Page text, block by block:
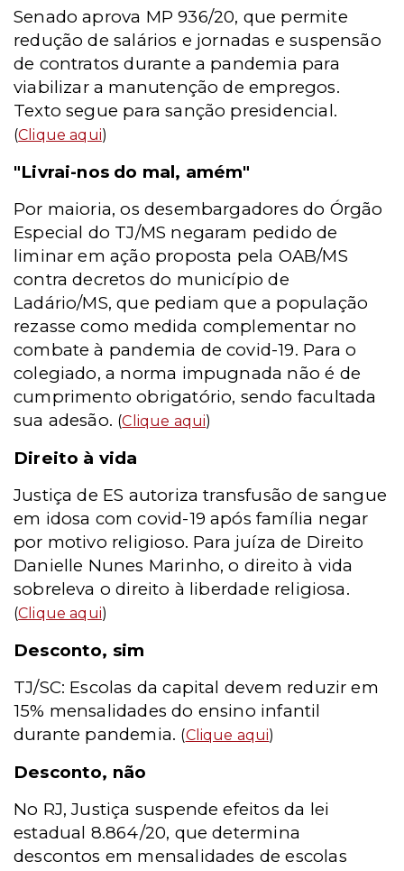
Senado aprova MP 936/20, que permite
redução de salários e jornadas e suspensão
de contratos durante a pandemia para
viabilizar a manutenção de empregos.
Texto segue para sanção presidencial.
(Clique aqui)
"Livrai-nos do mal, amém"
Por maioria, os desembargadores do Órgão
Especial do TJ/MS negaram pedido de
liminar em ação proposta pela OAB/MS
contra decretos do município de
Ladário/MS, que pediam que a população
rezasse como medida complementar no
combate à pandemia de covid-19. Para o
colegiado, a norma impugnada não é de
cumprimento obrigatório, sendo facultada
sua adesão. (Clique aqui)
Direito à vida
Justiça de ES autoriza transfusão de sangue
em idosa com covid-19 após família negar
por motivo religioso. Para juíza de Direito
Danielle Nunes Marinho, o direito à vida
sobreleva o direito à liberdade religiosa.
(Clique aqui)
Desconto, sim
TJ/SC: Escolas da capital devem reduzir em
15% mensalidades do ensino infantil
durante pandemia. (Clique aqui)
Desconto, não
No RJ, Justiça suspende efeitos da lei
estadual 8.864/20, que determina
descontos em mensalidades de escolas